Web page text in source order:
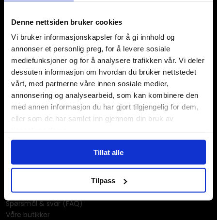
Denne nettsiden bruker cookies
Vi bruker informasjonskapsler for å gi innhold og
annonser et personlig preg, for å levere sosiale
mediefunksjoner og for å analysere trafikken vår. Vi deler
dessuten informasjon om hvordan du bruker nettstedet
vårt, med partnerne våre innen sosiale medier,
annonsering og analysearbeid, som kan kombinere den
med annen informasjon du har gjort tilgjengelig for dem,
eller som de har samlet inn gjennom din bruk av
Tillat alle
Tilpass
Hobby & fritid
Kortspill & samlekort
KPOP & musikk
LEGO
Manga
Merchandise & effekter
Miniatyrspill
Puslespill
Rollespill
Tegneserier
Kontakt oss
Spørsmål & svar (FAQ)
Våre butikker